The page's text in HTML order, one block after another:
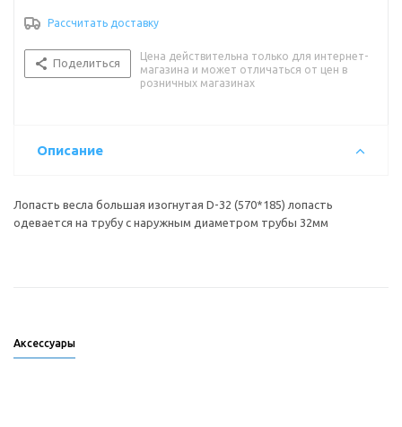
Рассчитать доставку
Поделиться
Цена действительна только для интернет-
магазина и может отличаться от цен в
розничных магазинах
Описание
Лопасть весла большая изогнутая D-32 (570*185) лопасть
одевается на трубу с наружным диаметром трубы 32мм
Аксессуары